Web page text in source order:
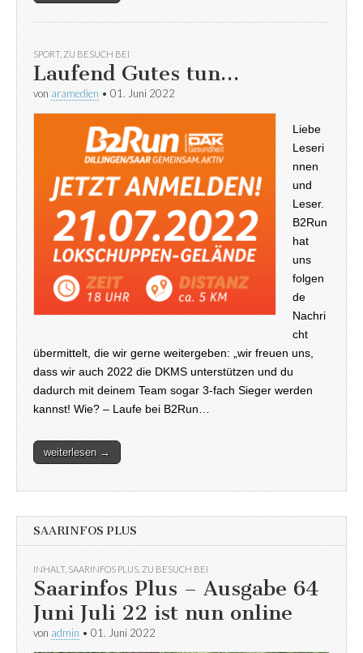
SPORT, ZU BESUCH BEI
Laufend Gutes tun…
von aramedien • 01. Juni 2022
Liebe
Leseri
nnen
und
Leser.
B2Run
hat
uns
folgen
de
Nachri
cht
übermittelt, die wir gerne weitergeben: „wir freuen uns,
dass wir auch 2022 die DKMS unterstützen und du
dadurch mit deinem Team sogar 3-fach Sieger werden
kannst! Wie? – Laufe bei B2Run…
weiterlesen →
SAARINFOS PLUS
INHALT, SAARINFOS PLUS ZU BESUCH BEI
Saarinfos Plus – Ausgabe 64
Juni Juli 22 ist nun online
von admin • 01. Juni 2022